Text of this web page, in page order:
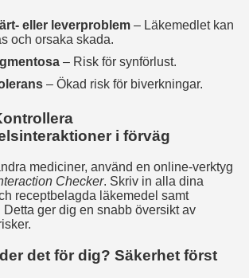
eller leverproblem– Läkemedlet kan
och orsaka skada.
– Risk för synförlust.
– Ökad risk för biverkningar.
i förväg
mediciner, använd en online‑verktyg
Checker. Skriv in alla dina
receptbelagda läkemedel samt
Detta ger dig en snabb översikt av
det för dig? Säkerhet först